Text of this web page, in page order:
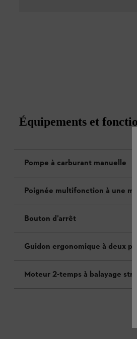
Équipements et
Pompe à carburant manuelle
Poignée multifonction à une
Bouton d’arrêt
Guidon ergonomique à deux
Moteur 2-temps à balayage